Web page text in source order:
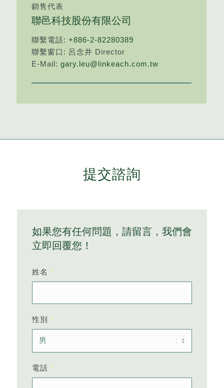
銷售代表
聯邑科技股份有限公司
聯繫電話: +886-2-82280389
聯繫窗口: 呂念井 Director
E-Mail: gary.leu@linkeach.com.tw
提交諮詢
如果您有任何問題，請留言，我們會
立即回覆您！
姓名 *
性別 *
電話 *